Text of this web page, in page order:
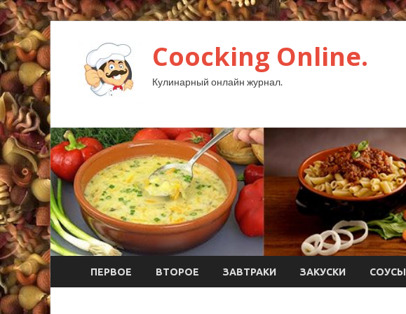
Coocking Online.
Кулинарный онлайн журнал.
ПЕРВОЕ ВТОРОЕ ЗАВТРАКИ ЗАКУСКИ СОУСЫ